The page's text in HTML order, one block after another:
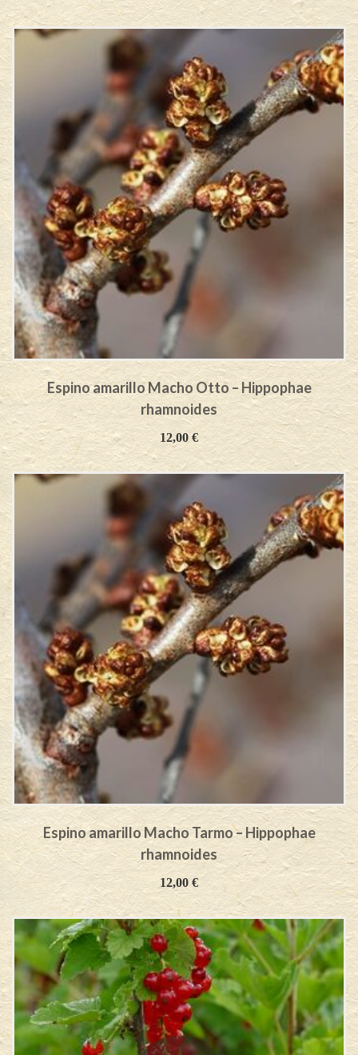
Espino amarillo Macho Otto – Hippophae
rhamnoides
12,00€
Espino amarillo Macho Tarmo – Hippophae
rhamnoides
12,00 €